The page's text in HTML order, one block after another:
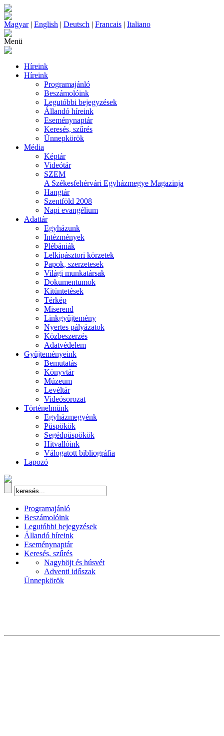
Magyar| English | Deutsch | Francais | Italiano
Menü
Híreink
Híreink
Programajánló
Beszámolóink
Legutóbbi bejegyzések
Állandó híreink
Eseménynaptár
Keresés, szűrés
Ünnepkörök
Média
Képtár
Videótár
SZEM
A Székesfehérvári Egyházmegye Magazinja
Hangtár
Szentföld 2008
Napi evangélium
Adattár
Egyházunk
Intézmények
Plébániák
Lelkipásztori körzetek
Papok, szerzetesek
Világi munkatársak
Dokumentumok
Kitüntetések
Térkép
Miserend
Linkgyűjtemény
Nyertes pályázatok
Közbeszerzés
Adatvédelem
Gyűjteményeink
Bemutatás
Könyvtár
Múzeum
Levéltár
Videósorozat
Történelmünk
Egyházmegyénk
Püspökök
Segédpüspökök
Hitvallóink
Válogatott bibliográfia
Lapozó
Programajánló
Beszámolóink
Legutóbbi bejegyzések
Állandó híreink
Eseménynaptár
Keresés, szűrés
Nagyböjt és húsvét
Adventi időszak
Ünnepkörök